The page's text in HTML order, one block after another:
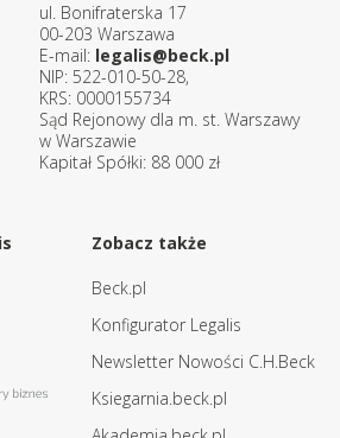
ul. Bonifraterska 17
00-203 Warszawa
E-mail: legalis@beck.pl
NIP: 522-010-50-28,
KRS: 0000155734
Sąd Rejonowy dla m. st. Warszawy
w Warszawie
Kapitał Spółki: 88 000 zł
Zobacz także
Beck.pl
Konfigurator Legalis
Newsletter Nowości C.H.Beck
Ksiegarnia.beck.pl